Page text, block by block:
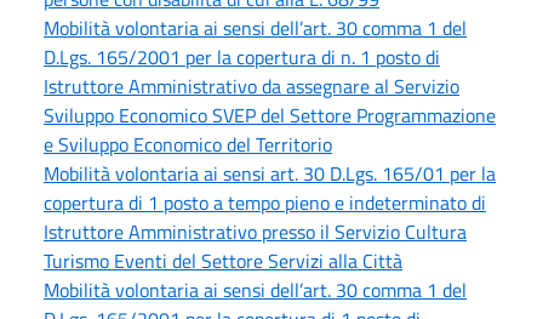
Mobilità volontaria ai sensi dell’art. 30 comma 1 del
D.Lgs. 165/2001 per la copertura di n. 1 posto di
Istruttore Amministrativo da assegnare al Servizio
Sviluppo Economico SVEP del Settore Programmazione
e Sviluppo Economico del Territorio
Mobilità volontaria ai sensi art. 30 D.Lgs. 165/01 per la
copertura di 1 posto a tempo pieno e indeterminato di
Istruttore Amministrativo presso il Servizio Cultura
Turismo Eventi del Settore Servizi alla Città
Mobilità volontaria ai sensi dell’art. 30 comma 1 del